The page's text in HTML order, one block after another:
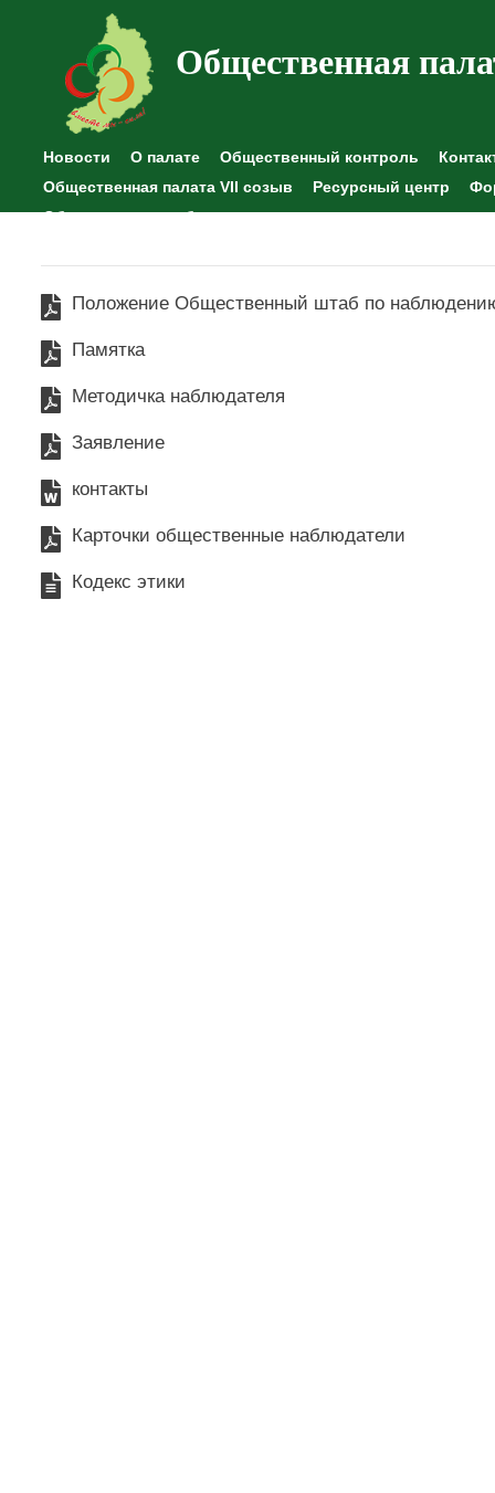
Общественная
Новости О палате Общественный контроль
Общественная палата VII созыв
Ресурсный центр
Общественные наблюдения
Положение Общественный штаб по
Памятка
Методичка наблюдателя
Заявление
контакты
Карточки общественные наблюдатели
Кодекс этики